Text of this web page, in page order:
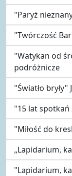
"Paryż
"Twórczość
"Watykan od
podróżnicze
"Światło bryły"
"15 lat spotkań
"Miłość do
„Lapidarium,
"Lapidarium,